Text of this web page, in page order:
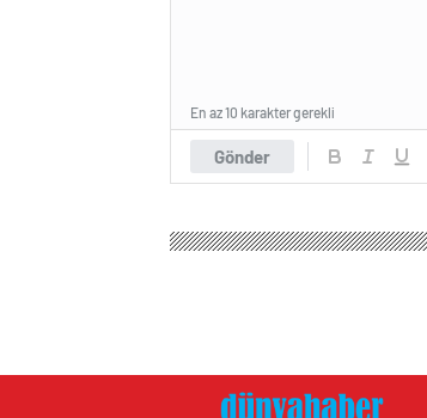
Gönder
En az 10 karakter gerekli